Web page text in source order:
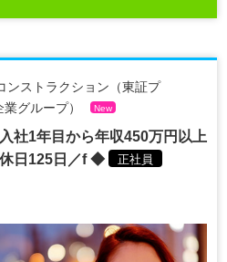
ンストラクション（東証プ
グループ）
New
社1年目から年収450万円以上
日125日／f ◆
正社員